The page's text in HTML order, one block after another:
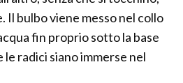
bulbo viene messo nel collo
fin proprio sotto la base
radici siano immerse nel